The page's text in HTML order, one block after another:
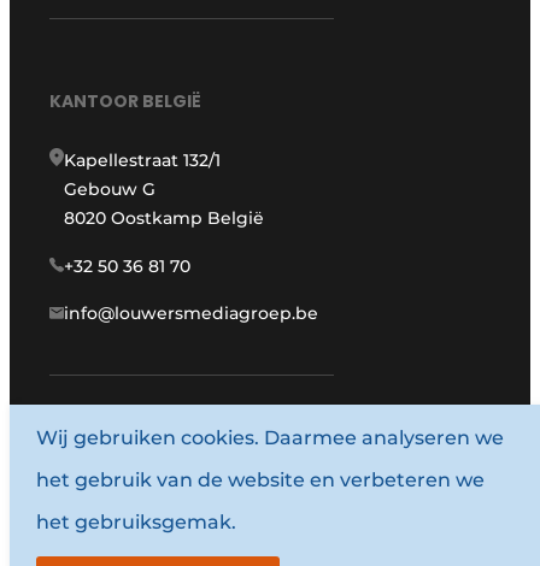
KANTOOR BELGIË
Kapellestraat 132/1
Gebouw G
8020 Oostkamp België
+32 50 36 81 70
info@louwersmediagroep.be
www.louwersmediagroep.com
© 1987 - 2026 Louwersmediagroep.
Algemene voorwaarden
Wij gebruiken cookies. Daarmee analyseren we
het gebruik van de website en verbeteren we
het gebruiksgemak.